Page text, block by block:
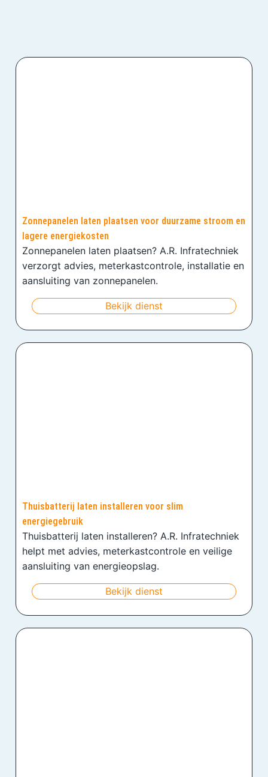
Zonnepanelen laten plaatsen voor duurzame stroom en
lagere energiekosten
Zonnepanelen laten plaatsen? A.R. Infratechniek
verzorgt advies, meterkastcontrole, installatie en
aansluiting van zonnepanelen.
Bekijk dienst
Thuisbatterij laten installeren voor slim
energiegebruik
Thuisbatterij laten installeren? A.R. Infratechniek
helpt met advies, meterkastcontrole en veilige
aansluiting van energieopslag.
Bekijk dienst